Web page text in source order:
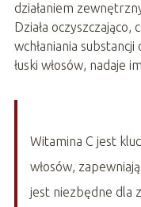
działaniem
Działa oczyszczająco,
wchłaniania
łuski włosów, nadaje
Witamina C jest
włosów,
jest niezbędne dla